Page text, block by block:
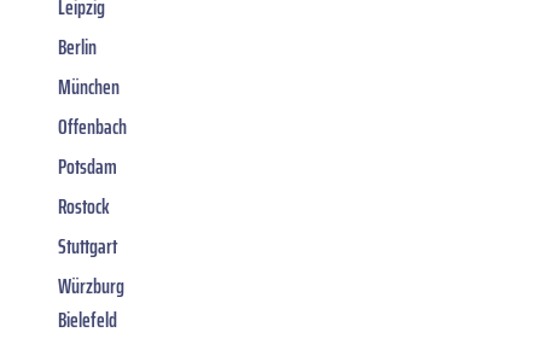
Leipzig
Berlin
München
Offenbach
Potsdam
Rostock
Stuttgart
Würzburg
Bielefeld